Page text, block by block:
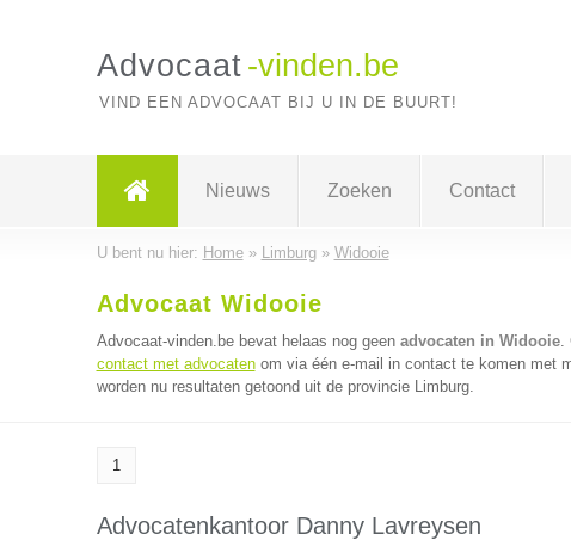
Advocaat -vinden.be
VIND EEN ADVOCAAT BIJ U IN DE BUURT!
Nieuws Zoeken Contact
U bent nu hier: Home» Limburg» Widooie
Advocaat Widooie
Advocaat-vinden.be bevat helaas nog geen advocaten in Widooie.
contact met advocatenom via één e-mail in contact te komen met
worden nu resultaten getoond uit de provincie Limburg.
1
Advocatenkantoor Danny Lavreysen